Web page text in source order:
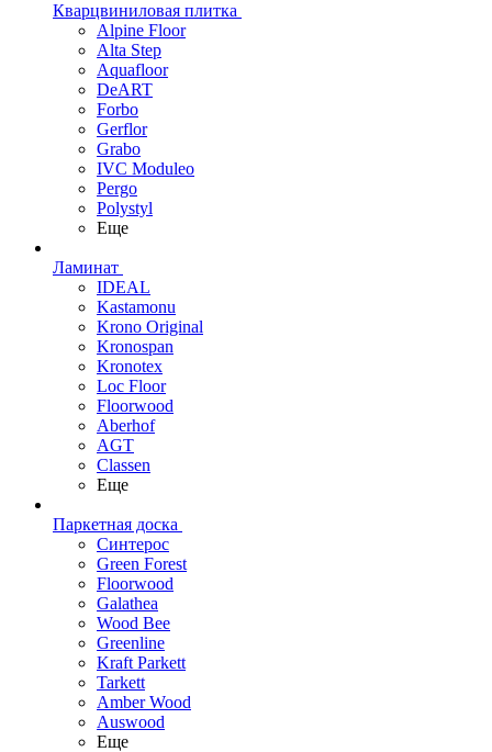
Кварцвиниловая плитка
Alpine Floor
Alta Step
Aquafloor
DeART
Forbo
Gerflor
Grabo
IVC Moduleo
Pergo
Polystyl
Еще
Ламинат
IDEAL
Kastamonu
Krono Original
Kronospan
Kronotex
Loc Floor
Floorwood
Aberhof
AGT
Classen
Еще
Паркетная доска
Синтерос
Green Forest
Floorwood
Galathea
Wood Bee
Greenline
Kraft Parkett
Tarkett
Amber Wood
Auswood
Еще